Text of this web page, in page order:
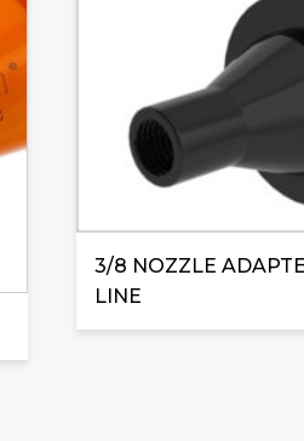
3/8 NOZZLE
LINE